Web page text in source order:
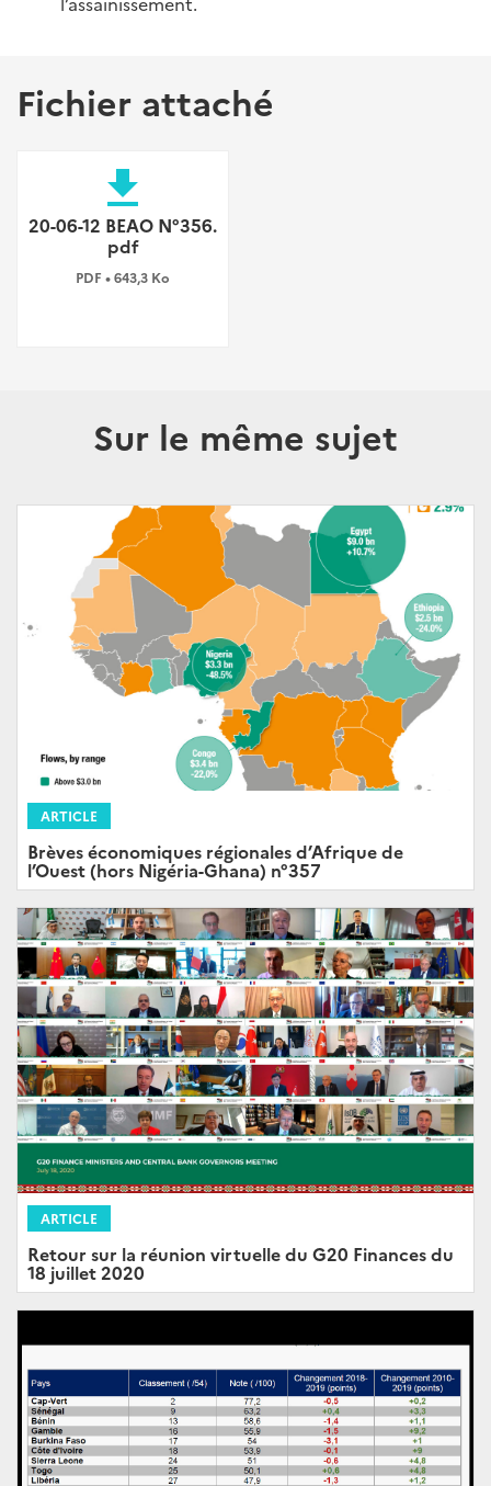
Fichier attaché
file_download
20-06-12 BEAO N°356.
pdf
PDF • 643,3 Ko
Sur le même sujet
ARTICLE
Brèves économiques régionales d’Afrique de
l’Ouest (hors Nigéria-Ghana) n°357
ARTICLE
Retour sur la réunion virtuelle du G20 Finances du
18 juillet 2020